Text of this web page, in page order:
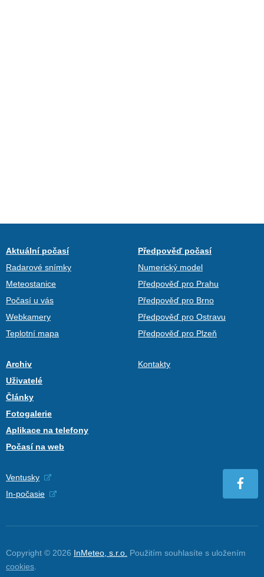
Aktuální počasí
Radarové snímky
Meteostanice
Počasí u vás
Webkamery
Teplotní mapa
Předpověď počasí
Numerický model
Předpověď pro Prahu
Předpověď pro Brno
Předpověď pro Ostravu
Předpověď pro Plzeň
Archiv
Uživatelé
Články
Fotogalerie
Aplikace na telefony
Počasí na web
Kontakty
Ventusky
In-počasie
Copyright © 2026 InMeteo, s.r.o. Použitím souhlasíte s uložením
cookies